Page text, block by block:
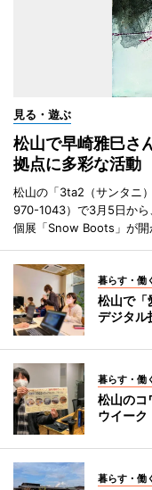
見る・遊ぶ
松山で早崎雅巳
拠点に多彩な活動
松山の「3ta2（サンタニ
970-1043）で3月5日から
個展「Snow Boots」が開
暮らす・働
松山で
デジタル
暮らす・働
松山のコ
ウイー
暮らす・働